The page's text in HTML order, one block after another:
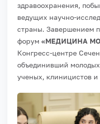
здравоохранения,
ведущих научно-
страны. Завершением
форум «МЕДИЦИНА
Конгресс-центре
объединивший
ученых, клиницистов и